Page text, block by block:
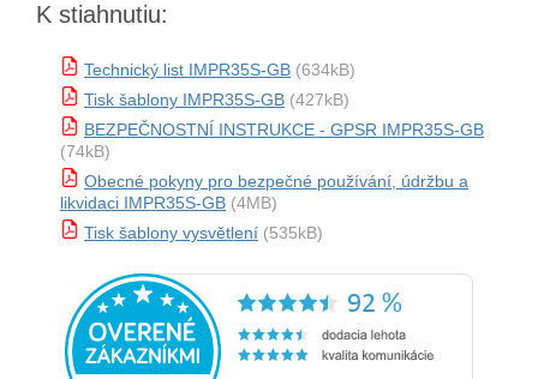
K stiahnutiu:
Technický list IMPR35S-GB (634kB)
Tisk šablony IMPR35S-GB (427kB)
BEZPEČNOSTNÍ INSTRUKCE - GPSR IMPR35S-GB
(74kB)
Obecné pokyny pro bezpečné používání, údržbu a
likvidaci IMPR35S-GB (4MB)
Tisk šablony vysvětlení (535kB)